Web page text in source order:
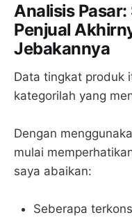
Analisis
Penjual
Jebakannya
Data tingkat produk
kategorilah yang
Dengan
mulai
saya abaikan:
Seberapa